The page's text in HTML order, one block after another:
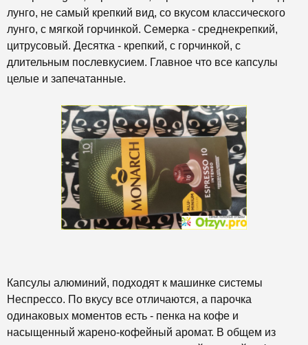
лунго, не самый крепкий вид, со вкусом классического
лунго, с мягкой горчинкой. Семерка - среднекрепкий,
цитрусовый. Десятка - крепкий, с горчинкой, с
длительным послевкусием. Главное что все капсулы
целые и запечатанные.
Капсулы алюминий, подходят к машинке системы
Неспрессо. По вкусу все отличаются, а парочка
одинаковых моментов есть - пенка на кофе и
насыщенный жарено-кофейный аромат. В общем из